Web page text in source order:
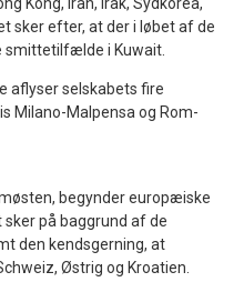
sker efter, at der i løbet af de
smittetilfælde i Kuwait.
aflyser selskabets fire
Milano-Malpensa og Rom-
begynder europæiske
sker på baggrund af de
den kendsgerning, at
Østrig og Kroatien.